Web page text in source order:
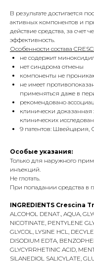
В результате достигается
активных компонентов и
действие средства, за счет
эффективность.
Особенности состава
не содержит
нет синдрома отмены
компоненты не
не имеет
применяться даже в
рекомендовано
клинически доказанная
клинических
9 патентов:
Особые указания:
Только для наружного
инъекций.
Не глотать.
При попадании средства в
INGREDIENTS Crescina
ALCOHOL DENAT., AQUA,
NICOTINATE, PENTYLENE
GLYCOL, LYSINE HCL,
DISODIUM EDTA,
GLYCYRRHETINIC ACID,
SILANEDIOL SALICYLATE,